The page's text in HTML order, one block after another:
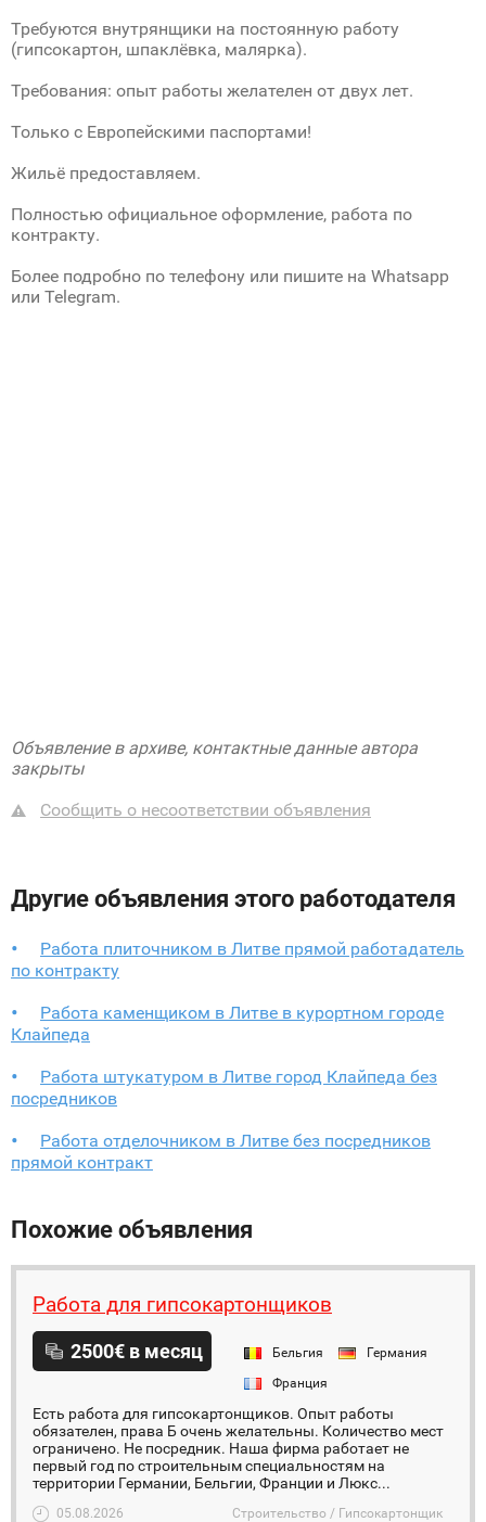
Требуются внутрянщики на постоянную работу
(гипсокартон, шпаклёвка, малярка).
Требования: опыт работы желателен от двух лет.
Только с Европейскими паспортами!
Жильё предоставляем.
Полностью официальное оформление, работа по
контракту.
Более подробно по телефону или пишите на Whatsapp
или Telegram.
Объявление в архиве, контактные данные автора
закрыты
Сообщить о несоответствии объявления
Другие объявления этого работодателя
Работа плиточником в Литве прямой работадатель
по контракту
Работа каменщиком в Литве в курортном городе
Клайпеда
Работа штукатуром в Литве город Клайпеда без
посредников
Работа отделочником в Литве без посредников
прямой контракт
Похожие объявления
Работа для гипсокартонщиков
2500€ в месяц Бельгия
Германия
Франция
Есть работа для гипсокартонщиков. Опыт работы
обязателен, права Б очень желательны. Количество мест
ограничено. Не посредник. Наша фирма работает не
первый год по строительным специальностям на
территории Германии, Бельгии, Франции и Люкс...
05.08.2026 Строительство / Гипсокартонщик